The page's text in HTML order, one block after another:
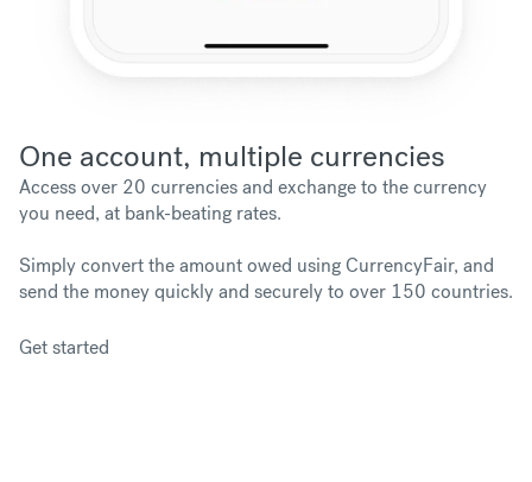
One account, multiple currencies
Access over 20 currencies and exchange to the currency
you need, at bank-beating rates.
Simply convert the amount owed using CurrencyFair, and
send the money quickly and securely to over 150 countries.
Get started